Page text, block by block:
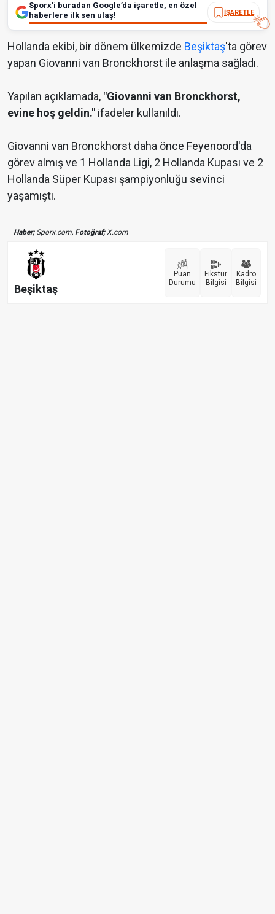
Sporx’i buradan Google’da işaretle, en özel
haberlere ilk sen ulaş!
İŞARETLE
Hollanda ekibi, bir dönem ülkemizde Beşiktaş'ta görev
yapan Giovanni van Bronckhorst ile anlaşma sağladı.
Yapılan açıklamada, "Giovanni van Bronckhorst,
evine hoş geldin." ifadeler kullanıldı.
Giovanni van Bronckhorst daha önce Feyenoord'da
görev almış ve 1 Hollanda Ligi, 2 Hollanda Kupası ve 2
Hollanda Süper Kupası şampiyonluğu sevinci
yaşamıştı.
Haber;Sporx.com, Fotoğraf;X.com
Beşiktaş
Puan
Durumu
Fikstür
Bilgisi
Kadro
Bilgisi